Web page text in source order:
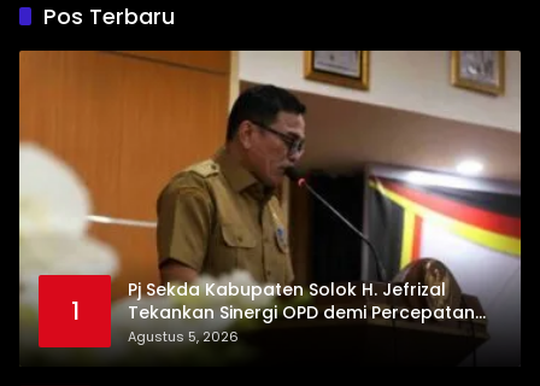
Pos Terbaru
1
Pj Sekda Kabupaten Solok H. Jefrizal
Tekankan Sinergi OPD demi Percepatan
Pembangunan Daerah
Agustus 5, 2026